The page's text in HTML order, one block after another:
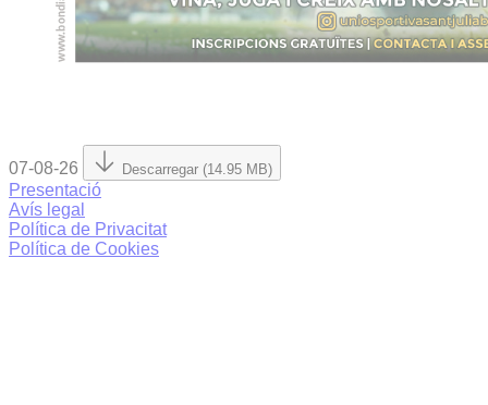
07-08-26 Descarregar (14.95 MB)
Presentació
Avís legal
Política de Privacitat
Política de Cookies